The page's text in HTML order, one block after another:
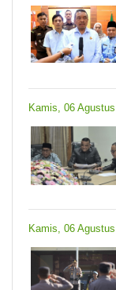
Kamis, 06
Kamis, 06